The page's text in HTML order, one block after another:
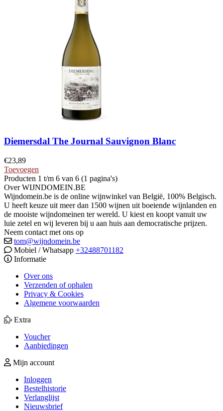
Diemersdal The Journal Sauvignon Blanc
€23,89
Toevoegen
Producten 1 t/m 6 van 6 (1 pagina's)
Over WIJNDOMEIN.BE
Wijndomein.be is de online wijnwinkel van België, 100% Belgisch.
U heeft keuze uit meer dan 1500 wijnen uit boeiende wijnlanden en
de mooiste wijndomeinen ter wereld. U kiest en koopt vanuit uw
luie zetel en wij leveren bij u aan huis aan democratische prijzen.
Neem contact met ons op
tom@wijndomein.be
Mobiel / Whatsapp +32488701182
Informatie
Over ons
Verzenden of ophalen
Privacy & Cookies
Algemene voorwaarden
Extra
Voucher
Aanbiedingen
Mijn account
Inloggen
Bestelhistorie
Verlanglijst
Nieuwsbrief